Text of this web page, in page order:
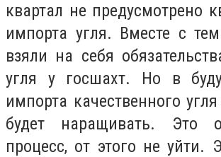
квартал не предусмотрено
импорта угля. Вместе с
взяли на себя
угля у госшахт. Но в
импорта качественного
будет наращивать. Это
процесс, от этого не уйти.